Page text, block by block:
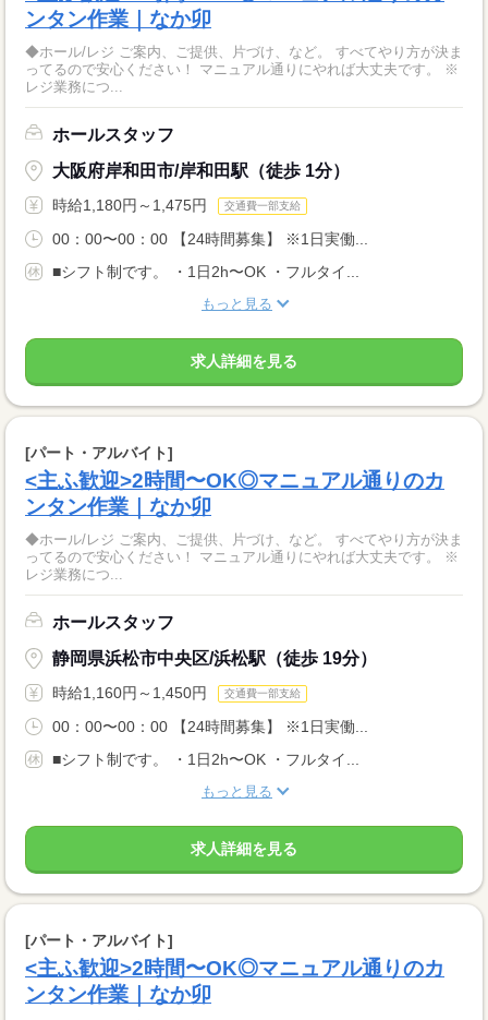
ンタン作業｜なか卯
◆ホール/レジ ご案内、ご提供、片づけ、など。 すべてやり方が決ま
ってるので安心ください！ マニュアル通りにやれば大丈夫です。 ※
レジ業務につ...
ホールスタッフ
大阪府岸和田市/岸和田駅（徒歩 1分）
時給1,180円～1,475円 交通費一部支給
00：00〜00：00 【24時間募集】 ※1日実働...
■シフト制です。 ・1日2h〜OK ・フルタイ...
もっと見る
求人詳細を見る
[パート・アルバイト]
<主ふ歓迎>2時間〜OK◎マニュアル通りのカ
ンタン作業｜なか卯
◆ホール/レジ ご案内、ご提供、片づけ、など。 すべてやり方が決ま
ってるので安心ください！ マニュアル通りにやれば大丈夫です。 ※
レジ業務につ...
ホールスタッフ
静岡県浜松市中央区/浜松駅（徒歩 19分）
時給1,160円～1,450円 交通費一部支給
00：00〜00：00 【24時間募集】 ※1日実働...
■シフト制です。 ・1日2h〜OK ・フルタイ...
もっと見る
求人詳細を見る
[パート・アルバイト]
<主ふ歓迎>2時間〜OK◎マニュアル通りのカ
ンタン作業｜なか卯